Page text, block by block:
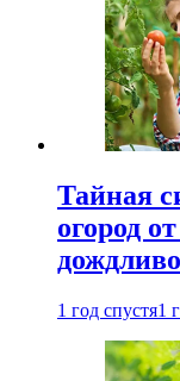
Тайная
огород
1 год спустя1